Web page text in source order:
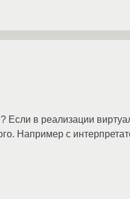
в реализации
Например с